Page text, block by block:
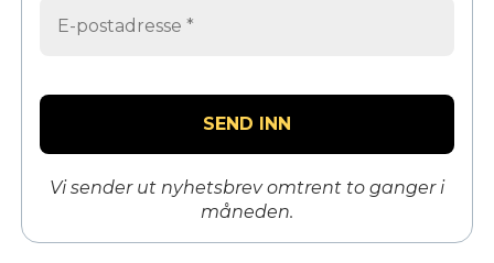
Vi sender ut nyhetsbrev omtrent to ganger i
måneden.